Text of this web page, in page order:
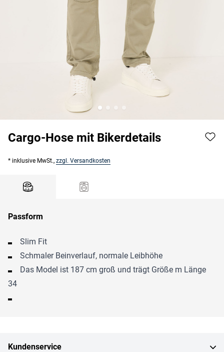
Cargo-Hose mit Bikerdetails
* inklusive MwSt., zzgl. Versandkosten
Passform
Slim Fit
Schmaler Beinverlauf, normale Leibhöhe
Das Model ist 187 cm groß und trägt Größe m Länge
34
Kundenservice